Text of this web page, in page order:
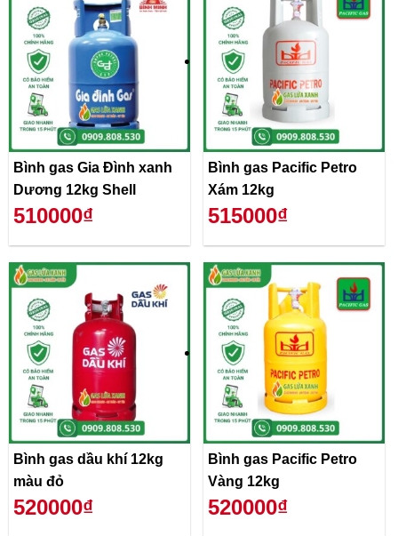
Bình gas Gia Đình xanh
Dương 12kg Shell
510000₫
Bình gas Pacific Petro
Xám 12kg
515000₫
Bình gas dầu khí 12kg
màu đỏ
520000₫
Bình gas Pacific Petro
Vàng 12kg
520000₫